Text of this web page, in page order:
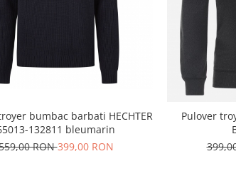
bumbac barbati HECHTER
132811 bleumarin
RON399,00 RON
Pulover